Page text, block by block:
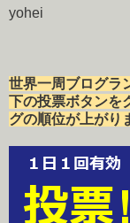
yohei
世界一周ブログラ
下の投票ボタンを
グの順位が上がり